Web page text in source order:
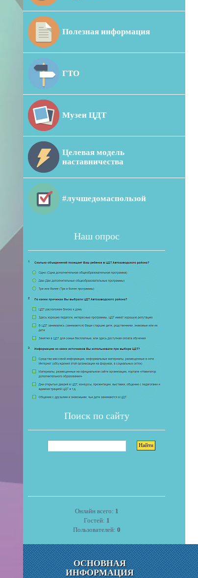
Полезная информация
ГТО
Музеи ЦДТ
Целевая модель
наставничества
#лучшедомаспользой
Наш опрос
Поиск по сайту
Онлайн всего: 1
Гостей: 1
Пользователей: 0
ОСНОВНАЯ
ИНФОРМАЦИЯ